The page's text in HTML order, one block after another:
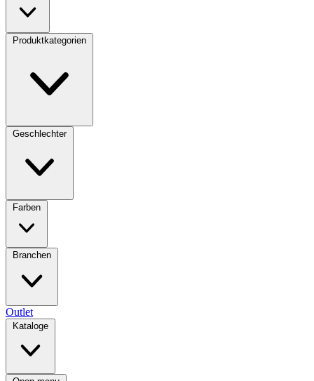
Produktkategorien
Geschlechter
Farben
Branchen
Outlet
Kataloge